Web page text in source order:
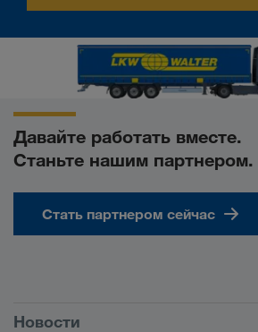
Давайте работать вместе.
Станьте нашим партнером.
Стать партнером сейчас
Условия
Новости